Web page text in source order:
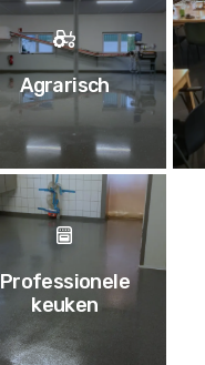
Agrarisch
Professionele
keuken